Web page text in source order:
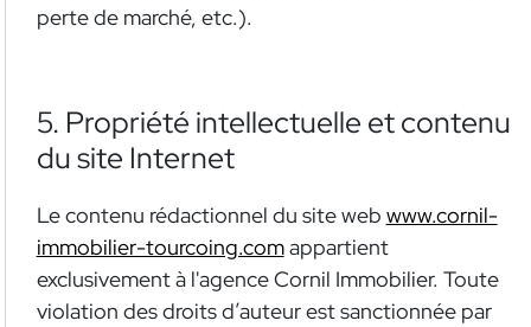
perte de marché, etc.).
5. Propriété intellectuelle et contenu
du site Internet
Le contenu rédactionnel du site web www.cornil-
immobilier-tourcoing.comappartient
exclusivement à l'agence Cornil Immobilier. Toute
violation des droits d’auteur est sanctionnée par